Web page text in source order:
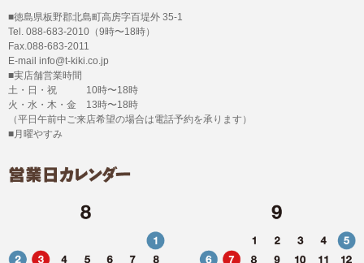
■徳島県板野郡北島町高房字百堤外 35-1
Tel. 088-683-2010（9時〜18時）
Fax.088-683-2011
E-mail info@t-kiki.co.jp
■実店舗営業時間
土・日・祝 10時〜18時
火・水・木・金 13時〜18時
（平日午前中ご来店希望の場合は電話予約を承ります）
■月曜やすみ